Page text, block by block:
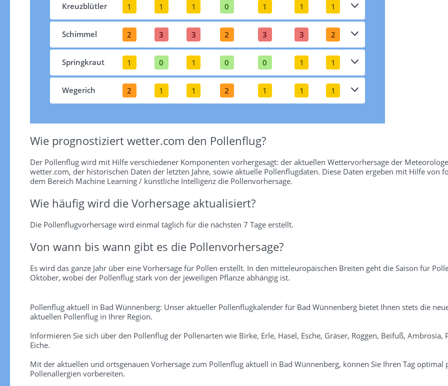
Kreuzblütler 1 1 1 0 1 1 1
Schimmel 2 3 3 2 3 3 2
Springkraut 1 0 1 0 0 1 1
Wegerich 2 1 1 2 1 1 1
Wie prognostiziert wetter.com den Pollenflug?
Der Pollenflug wird mit Hilfe verschiedener Komponenten vorhergesagt: der aktuellen Wettervorhersage der
wetter.com, der historischen Daten der letzten Jahre, sowie aktuelle Pollenflugdaten. Diese Daten ergeben mit Hilfe von
dem Bereich Machine Learning / künstliche Intelligenz die Pollenvorhersage.
Wie häufig wird die Vorhersage aktualisiert?
Die Pollenflugvorhersage wird einmal täglich für die nächsten 7 Tage erstellt.
Von wann bis wann gibt es die Pollenvorhersage?
Es wird das ganze Jahr über eine Vorhersage für Pollen erstellt. In den mitteleuropäischen Breiten geht die Saison für
Oktober, wobei der Pollenflug stark von der jeweiligen Pflanze abhängig ist.
Pollenflug aktuell in Bad Wünnenberg: Unser aktueller Pollenflugkalender für Bad Wünnenberg bietet Ihnen stets die
aktuellen Pollenflug in Ihrer Region.
Informieren Sie sich über den Pollenflug der Pollenarten wie Birke, Erle, Hasel, Esche, Gräser, Roggen, Beifuß, Ambrosia,
Eiche.
Mit der aktuellen und ortsgenauen Vorhersage zum Pollenflug aktuell in Bad Wünnenberg, können Sie Ihren Tag optimal
Pollenallergien vorbereiten.